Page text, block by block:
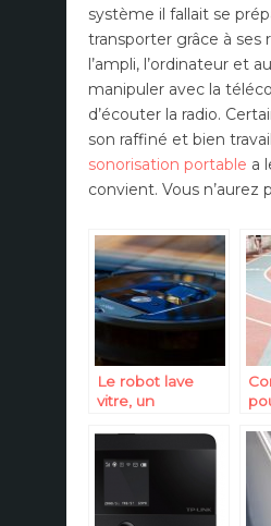
système il fallait se
transporter grâce à ses
l’ampli, l’ordinateur et
manipuler avec la
d’écouter la radio.
son raffiné et bien
sonorisation portable a
convient. Vous
Le robot lave
vitre, un
nettoyage
autonome après
préalable